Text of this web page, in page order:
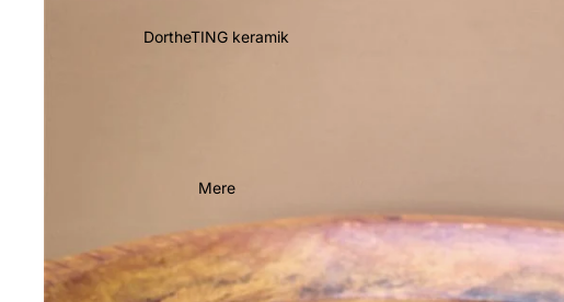
DortheTING keramik
Mere